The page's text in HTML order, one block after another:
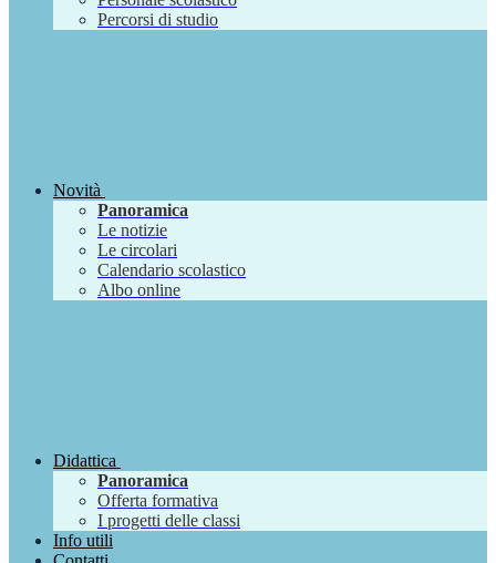
Percorsi di studio
Novità
Panoramica
Le notizie
Le circolari
Calendario scolastico
Albo online
Didattica
Panoramica
Offerta formativa
I progetti delle classi
Info utili